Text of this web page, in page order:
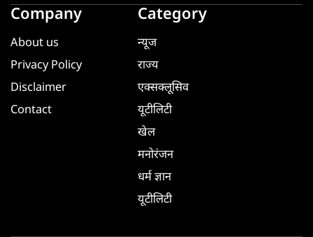
Company
About us
Privacy Policy
Disclaimer
Contact
Category
न्यूज
राज्य
एक्सक्लूसिव
यूटीलिटी
खेल
मनोरंजन
धर्म ज्ञान
यूटीलिटी